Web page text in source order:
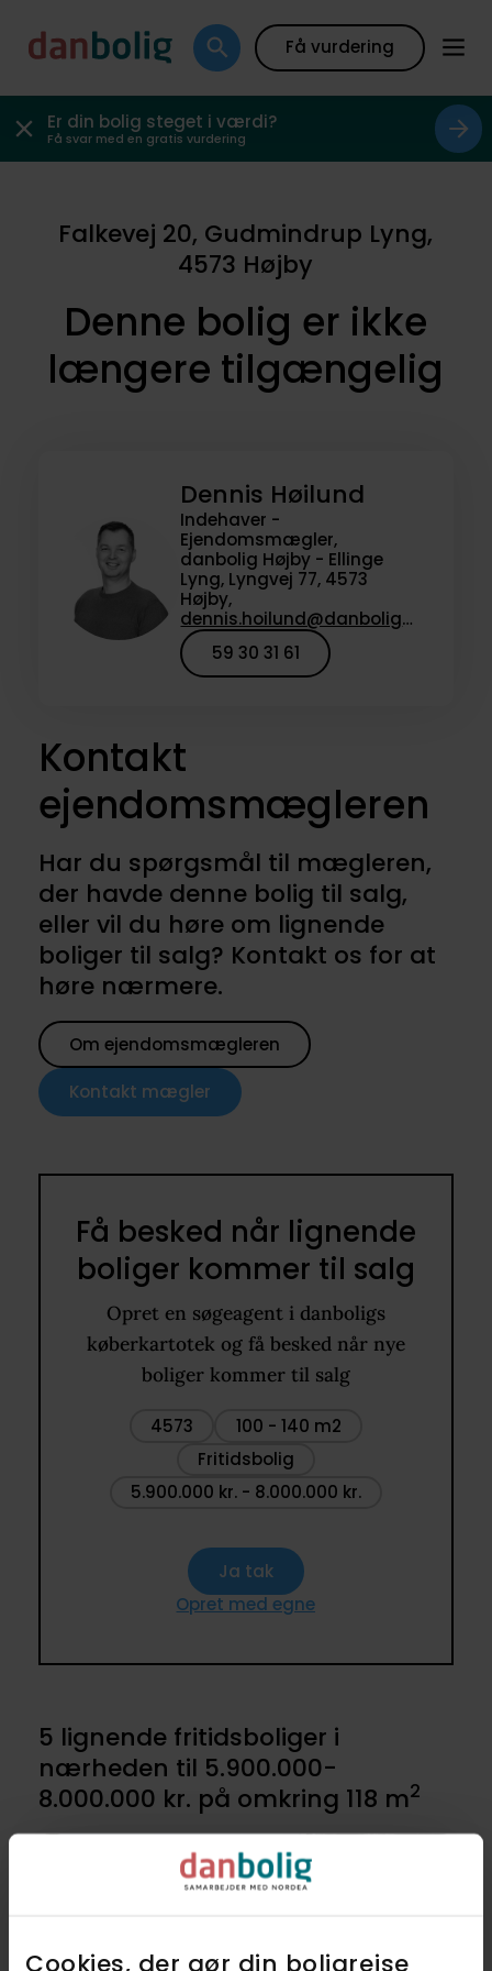
Cookies, der gør din boligrejse
Få vurdering
Er din bolig steget i værdi?
Få svar med en gratis vurdering
Falkevej 20, Gudmindrup Lyng,
4573 Højby
Denne bolig er ikke
længere tilgængelig
Dennis Høilund
Indehaver -
Ejendomsmægler,
danbolig Højby - Ellinge
Lyng, Lyngvej 77, 4573
Højby,
dennis.hoilund@danbolig.dk
59 30 31 61
Kontakt
ejendomsmægleren
Har du spørgsmål til mægleren,
der havde denne bolig til salg,
eller vil du høre om lignende
boliger til salg? Kontakt os for at
høre nærmere.
Om ejendomsmægleren
Kontakt mægler
Få besked når lignende
boliger kommer til salg
Opret en søgeagent i danboligs
køberkartotek og få besked når nye
boliger kommer til salg
4573
100 - 140 m2
Fritidsbolig
5.900.000 kr. - 8.000.000 kr.
Ja tak
Opret med egne
5 lignende fritidsboliger i
nærheden til 5.900.000-
8.000.000 kr. på omkring 118 m2